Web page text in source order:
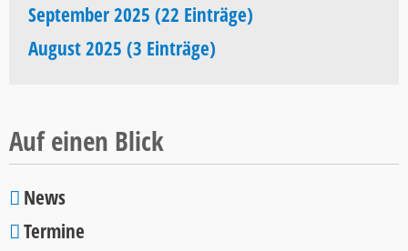
September 2025 (22 Einträge)
August 2025 (3 Einträge)
Auf einen Blick
Navigation
News
Termine